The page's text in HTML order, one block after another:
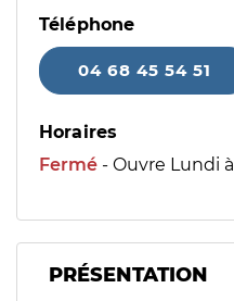
Téléphone
04 68 45 54 51
Horaires
Fermé - Ouvre Lundi à
PRÉSENTATION